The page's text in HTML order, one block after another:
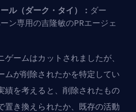
ル（ダーク・タイ）： ダー
ン専用の吉隆敏のPRエージェ
ームはカットされましたが、
ムが削除されたかを特定してい
績を考えると、削除されたもの
置き換えられたか、既存の活動